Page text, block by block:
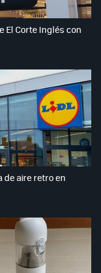
El Corte Inglés con
de aire retro en